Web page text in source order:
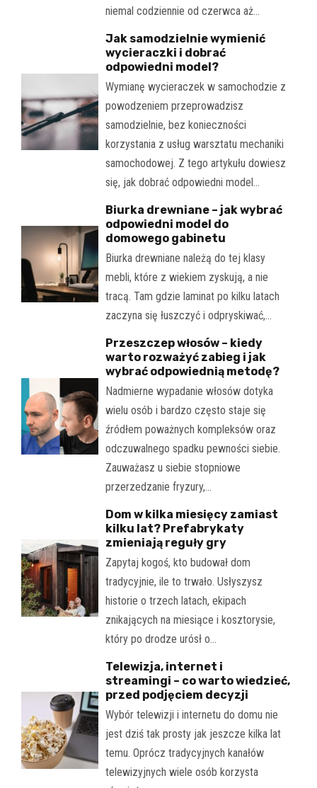
niemal codziennie od czerwca aż…
Jak samodzielnie wymienić
wycieraczki i dobrać
odpowiedni model?
Wymianę wycieraczek w samochodzie z
powodzeniem przeprowadzisz
samodzielnie, bez konieczności
korzystania z usług warsztatu mechaniki
samochodowej. Z tego artykułu dowiesz
się, jak dobrać odpowiedni model…
Biurka drewniane – jak wybrać
odpowiedni model do
domowego gabinetu
Biurka drewniane należą do tej klasy
mebli, które z wiekiem zyskują, a nie
tracą. Tam gdzie laminat po kilku latach
zaczyna się łuszczyć i odpryskiwać,…
Przeszczep włosów – kiedy
warto rozważyć zabieg i jak
wybrać odpowiednią metodę?
Nadmierne wypadanie włosów dotyka
wielu osób i bardzo często staje się
źródłem poważnych kompleksów oraz
odczuwalnego spadku pewności siebie.
Zauważasz u siebie stopniowe
przerzedzanie fryzury,…
Dom w kilka miesięcy zamiast
kilku lat? Prefabrykaty
zmieniają reguły gry
Zapytaj kogoś, kto budował dom
tradycyjnie, ile to trwało. Usłyszysz
historie o trzech latach, ekipach
znikających na miesiące i kosztorysie,
który po drodze urósł o…
Telewizja, internet i
streamingi – co warto wiedzieć,
przed podjęciem decyzji
Wybór telewizji i internetu do domu nie
jest dziś tak prosty jak jeszcze kilka lat
temu. Oprócz tradycyjnych kanałów
telewizyjnych wiele osób korzysta